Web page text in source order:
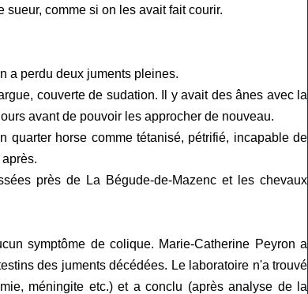
comme si on les avait fait courir.
a perdu deux juments pleines.
couverte de sudation. Il y avait des ânes avec la
avant de pouvoir les approcher de nouveau.
quarter horse comme tétanisé, pétrifié, incapable de
près de La Bégude-de-Mazenc et les chevaux
symptôme de colique. Marie-Catherine Peyron a
des juments décédées. Le laboratoire n'a trouvé
méningite etc.) et a conclu (après analyse de la